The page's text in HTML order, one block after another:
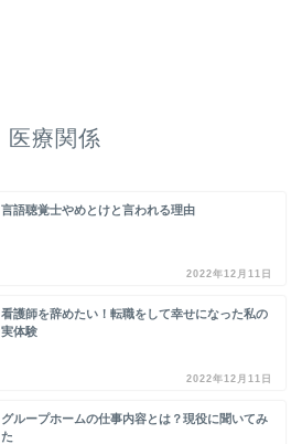
医療関係
言語聴覚士やめとけと言われる理由
2022年12月11日
看護師を辞めたい！転職をして幸せになった私の
実体験
2022年12月11日
グループホームの仕事内容とは？現役に聞いてみ
た